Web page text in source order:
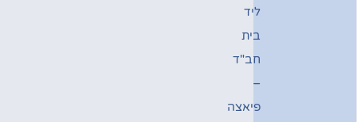
ליד
בית
חב"ד
–
פיאצה